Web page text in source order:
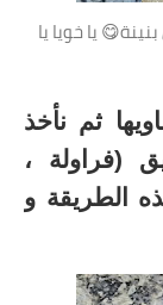
يا خويا يا
ثم نأخذ
(فراولة ،
الطريقة و